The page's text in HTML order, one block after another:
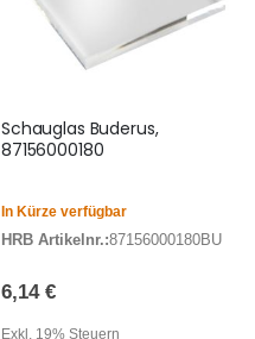
Schauglas Buderus,
87156000180
In Kürze verfügbar
HRB Artikelnr.:87156000180BU
6,14 €
Exkl. 19% Steuern